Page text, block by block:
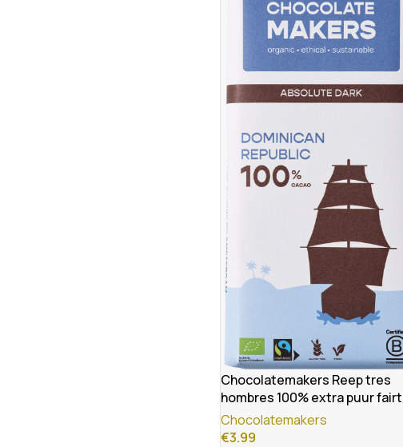
Chocolatemakers Reep tres
hombres 100% extra puur
bio
Chocolatemakers
€3.99